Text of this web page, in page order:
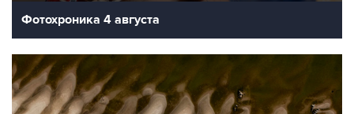
Фотохроника 4 августа